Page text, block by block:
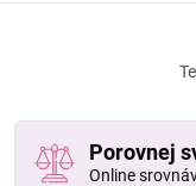
Porovnej
Online